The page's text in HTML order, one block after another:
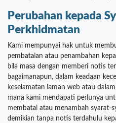
Perubahan kepada
Perkhidmatan
Kami mempunyai hak untuk
pembatalan atau penambahan
bila masa dengan memberi notis
bagaimanapun, dalam keadaan
keselamatan laman web atau
mana kami mendapati perlunya
membatal atau menambah syarat-
demikian tanpa notis terdahulu